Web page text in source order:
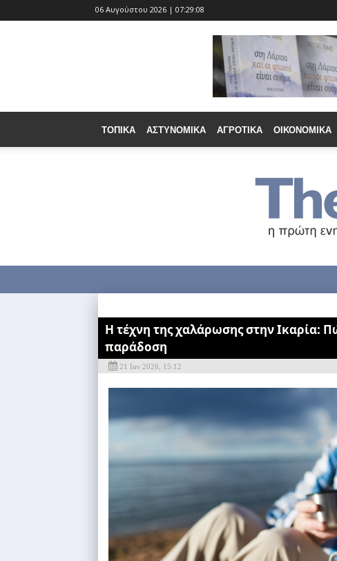
06 Αυγούστου 2026 | 07:29:10
ΤΟΠΙΚΆ ΑΣΤΥΝΟΜΙΚΆ ΑΓΡΟΤΙΚΆ ΟΙΚΟΝΟΜΙΚΆ
Η τέχνη της χαλάρωσης στην Ικαρία:
παράδοση
21 Ιαν 2026, 15:12